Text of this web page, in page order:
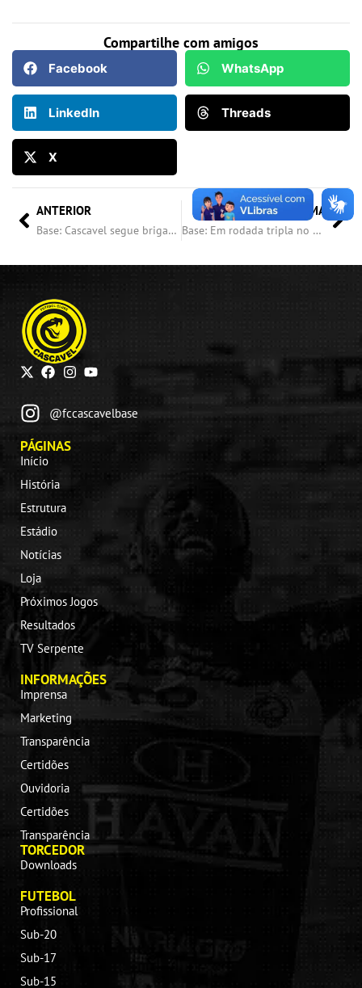
Compartilhe com amigos
Facebook WhatsApp
LinkedIn Threads
X
ANTERIOR
Base: Cascavel segue brigando pelas primeiras posições
PRÓXIMA
Base: Em rodada tripla no final de semana, Cascavel garante classificação em duas categorias
@fccascavelbase
PÁGINAS
Início
História
Estrutura
Estádio
Notícias
Loja
Próximos Jogos
Resultados
TV Serpente
INFORMAÇÕES
Imprensa
Marketing
Transparência
Certidões
Ouvidoria
Certidões
Transparência
TORCEDOR
Downloads
FUTEBOL
Profissional
Sub-20
Sub-17
Sub-15